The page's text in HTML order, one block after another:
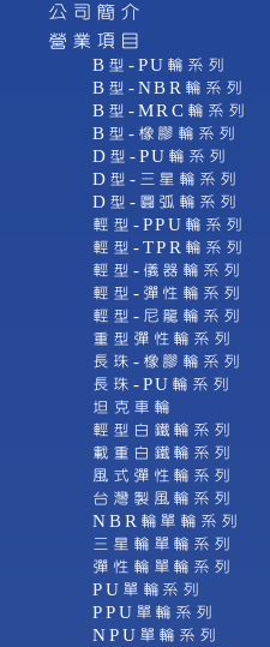
公司簡介
營業項目
B型-PU輪系列
B型-NBR輪系列
B型-MRC輪系列
B型-橡膠輪系列
D型-PU輪系列
D型-三星輪系列
D型-圓弧輪系列
輕型-PPU輪系列
輕型-TPR輪系列
輕型-儀器輪系列
輕型-彈性輪系列
輕型-尼龍輪系列
重型彈性輪系列
長珠-橡膠輪系列
長珠-PU輪系列
坦克車輪
輕型白鐵輪系列
載重白鐵輪系列
風式彈性輪系列
台灣製風輪系列
NBR輪單輪系列
三星輪單輪系列
彈性輪單輪系列
PU單輪系列
PPU單輪系列
NPU單輪系列